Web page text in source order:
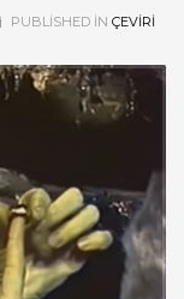
PUBLISHED IN ÇEVİRİ